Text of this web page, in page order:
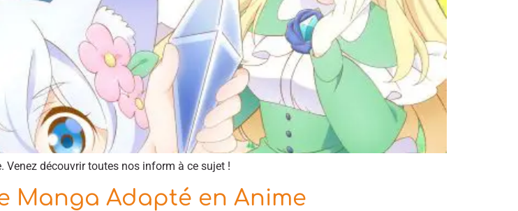
Venez découvrir toutes nos inform à ce sujet !
Manga Adapté en Anime